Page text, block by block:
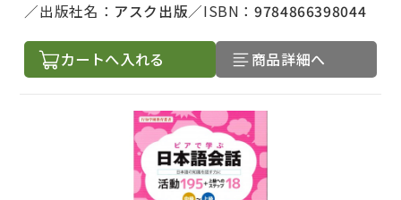
出版社名： アスク出版 ISBN：9784866398044
カートへ入れる 商品詳細へ